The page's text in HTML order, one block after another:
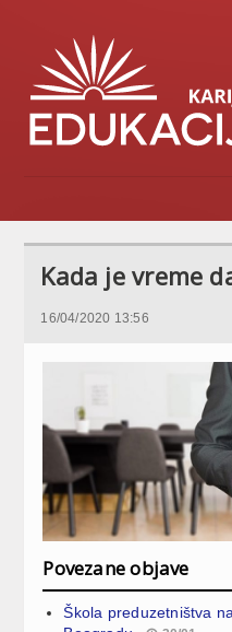
Kada je vreme
16/04/2020 13:56
Povezane objave
Škola preduzetništva